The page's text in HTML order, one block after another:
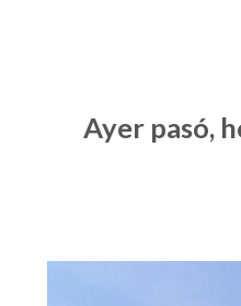
Ayer pasó,